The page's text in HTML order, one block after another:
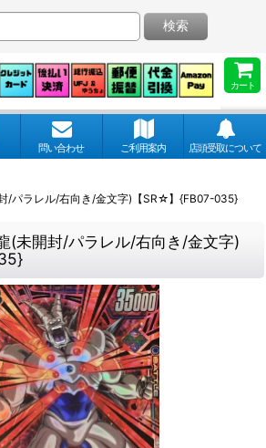
カート
検索
問い合わせ ご利用案内 店頭受取について
/パラレル/右向き/金文字)【SR☆】{FB07-035}
(未開封/パラレル/右向き/金文字)